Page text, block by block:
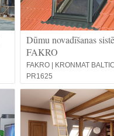
Dūmu novadīšanas
FAKRO
FAKRO | KRONMAT
PR1625